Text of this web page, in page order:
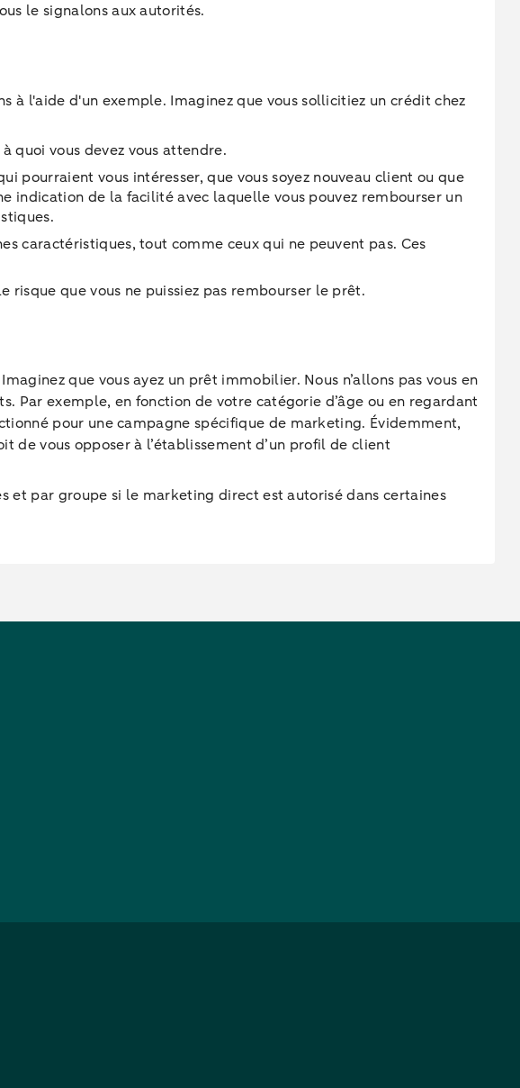
le signalons aux autorités.
à l'aide d'un exemple. Imaginez que vous sollicitiez un crédit chez
quoi vous devez vous attendre.
pourraient vous intéresser, que vous soyez nouveau client ou que
indication de la facilité avec laquelle vous pouvez rembourser un
caractéristiques, tout comme ceux qui ne peuvent pas. Ces
risque que vous ne puissiez pas rembourser le prêt.
que vous ayez un prêt immobilier. Nous n’allons pas vous en
Par exemple, en fonction de votre catégorie d’âge ou en regardant
pour une campagne spécifique de marketing. Évidemment,
de vous opposer à l’établissement d’un profil de client
et par groupe si le marketing direct est autorisé dans certaines